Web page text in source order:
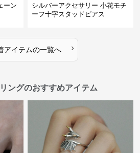
ーン
シルバーアクセサリー 小花モチ
ーフ十字スタッドピアス
アイテムの一覧へ ›
ングのおすすめアイテム